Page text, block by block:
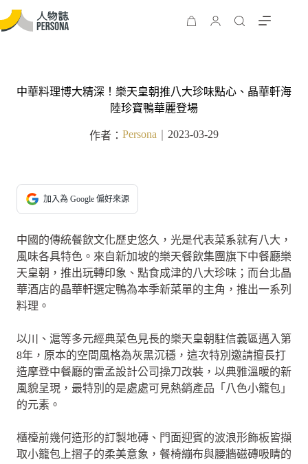
中華料理博大精深！樂天皇朝推八大珍味點心、晶華軒海
陸珍寶鴨華麗登場
作者： Persona 2023-03-29
加入為 Google 偏好來源
中國的傳統餐飲文化歷史悠久，光是代表菜系就有八大，
風味各具特色。來自新加坡的樂天餐飲集團旗下中餐廳樂
天皇朝，推出玩轉印象、點食成津的八大珍味；而台北晶
華酒店的晶華軒選定鴨為本季新菜單的主角，推出一系列
料理。
以川、滬等多元經典菜色見長的樂天皇朝駐信義區邁入第
8年，原本的空間風格為灰黑沉穩，這次特別邀請擅長打
造摩登中餐廳的雷孟設計公司操刀改裝，以典雅溫暖的新
風貌呈現，最特別的是處處可見熱銷產品「八色小籠包」
的元素。
櫃檯前幾何造形的訂製地磚、門面迎賓的波浪形飾板皆擷
取小籠包上摺子的柔美意象，餐椅繃布與腰牆磁磚吸睛的